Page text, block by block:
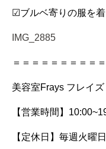
☑︎ブルベ寄りの服を
IMG_2885
＝＝＝＝＝＝＝＝＝
美容室Frays フレイズ
【営業時間】
【定休日】毎週火曜